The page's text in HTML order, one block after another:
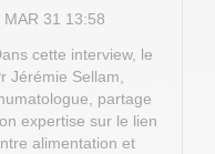
MAR 31 13:58
cette interview, le
Jérémie Sellam,
partage
expertise sur le lien
alimentation et